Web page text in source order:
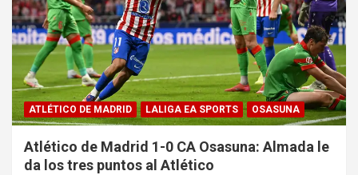
ATLÉTICO DE MADRID LALIGA EA SPORTS OSASUNA
Atlético de Madrid 1-0 CA Osasuna: Almada le
da los tres puntos al Atlético